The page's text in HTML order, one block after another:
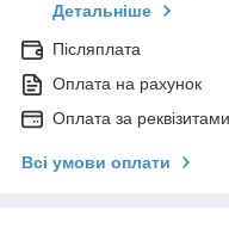
Детальніше
Післяплата
Оплата на рахунок
Оплата за реквізитами
Всі умови оплати